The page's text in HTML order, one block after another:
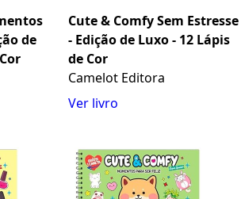
de
Cute & Comfy Sem Estresse
- Edição de Luxo - 12 Lápis
de Cor
Camelot Editora
Ver livro